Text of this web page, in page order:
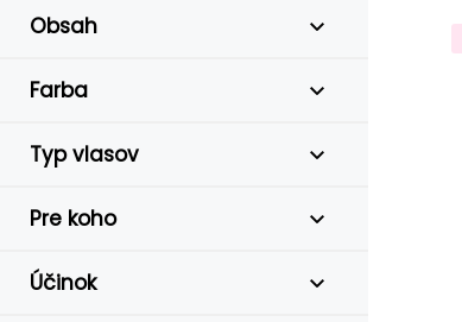
Obsah
Farba
Typ vlasov
Pre koho
Účinok